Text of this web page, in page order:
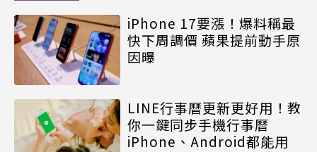
iPhone 17要漲！爆料稱最
快下周調價 蘋果提前動手原
因曝
LINE行事曆更新更好用！教
你一鍵同步手機行事曆
iPhone、Android都能用